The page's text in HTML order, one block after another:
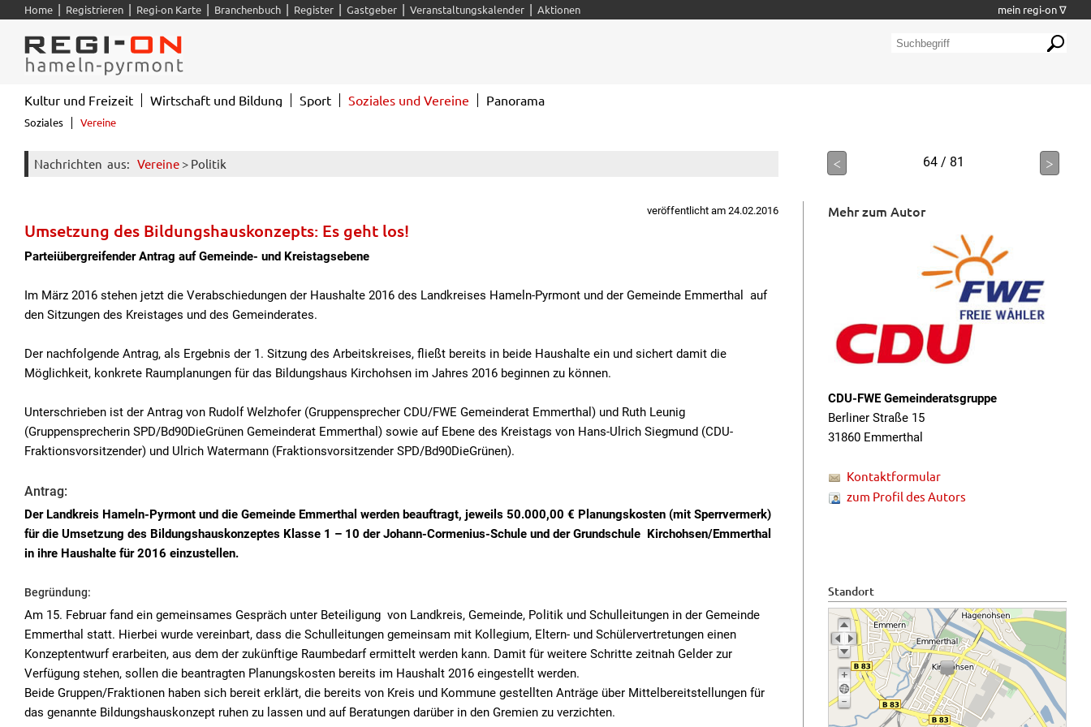
Nachrichten aus: Vereine > Politik < 64 / 81 >
veröffentlicht am 24.02.2016
Umsetzung des Bildungshauskonzepts: Es geht los!
Parteiübergreifender Antrag auf Gemeinde- und Kreistagsebene
Im März 2016 stehen jetzt die Verabschiedungen der Haushalte 2016 des Landkreises Hameln-Pyrmont und der Gemeinde Emmerthal auf
den Sitzungen des Kreistages und des Gemeinderates.
Der nachfolgende Antrag, als Ergebnis der 1. Sitzung des Arbeitskreises, fließt bereits in beide Haushalte ein und sichert damit die
Möglichkeit, konkrete Raumplanungen für das Bildungshaus Kirchohsen im Jahres 2016 beginnen zu können.
Unterschrieben ist der Antrag von Rudolf Welzhofer (Gruppensprecher CDU/FWE Gemeinderat Emmerthal) und Ruth Leunig
(Gruppensprecherin SPD/Bd90DieGrünen Gemeinderat Emmerthal) sowie auf Ebene des Kreistags von Hans-Ulrich Siegmund (CDU-
Fraktionsvorsitzender) und Ulrich Watermann (Fraktionsvorsitzender SPD/Bd90DieGrünen).
Antrag:
Der Landkreis Hameln-Pyrmont und die Gemeinde Emmerthal werden beauftragt, jeweils 50.000,00 € Planungskosten (mit Sperrvermerk)
für die Umsetzung des Bildungshauskonzeptes Klasse 1 – 10 der Johann-Cormenius-Schule und der Grundschule Kirchohsen/Emmerthal
in ihre Haushalte für 2016 einzustellen.
Begründung:
Am 15. Februar fand ein gemeinsames Gespräch unter Beteiligung von Landkreis, Gemeinde, Politik und Schulleitungen in der Gemeinde
Emmerthal statt. Hierbei wurde vereinbart, dass die Schulleitungen gemeinsam mit Kollegium, Eltern- und Schülervertretungen einen
Konzeptentwurf erarbeiten, aus dem der zukünftige Raumbedarf ermittelt werden kann. Damit für weitere Schritte zeitnah Gelder zur
Verfügung stehen, sollen die beantragten Planungskosten bereits im Haushalt 2016 eingestellt werden.
Beide Gruppen/Fraktionen haben sich bereit erklärt, die bereits von Kreis und Kommune gestellten Anträge über Mittelbereitstellungen für
das genannte Bildungshauskonzept ruhen zu lassen und auf Beratungen darüber in den Gremien zu verzichten.
Mehr zum Autor
CDU-FWE Gemeinderatsgruppe
Berliner Straße 15
31860 Emmerthal
Kontaktformular
zum Profil des Autors
Standort
Home | Registrieren | Regi-on Karte | Branchenbuch | Register | Gastgeber | Veranstaltungskalender | Aktionen mein regi-on ∇
Kultur und Freizeit Wirtschaft und Bildung Sport Soziales und Vereine
Soziales Vereine
Panorama